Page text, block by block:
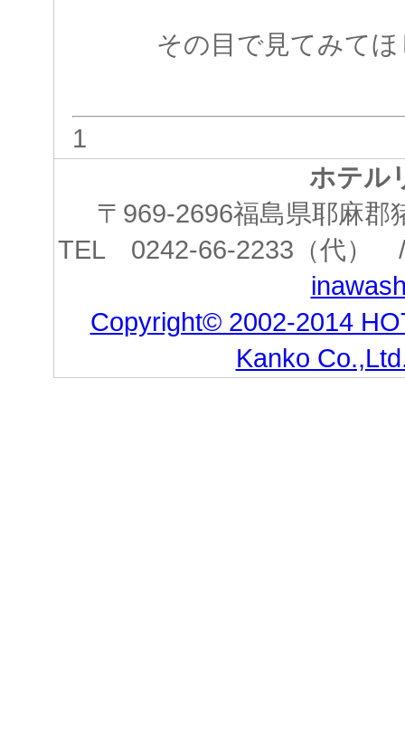
その目で見てみて
1
ホテル
〒969-2696福島県耶麻
TEL 0242-66-2233（代
Copyright© 2002-2014
Kanko